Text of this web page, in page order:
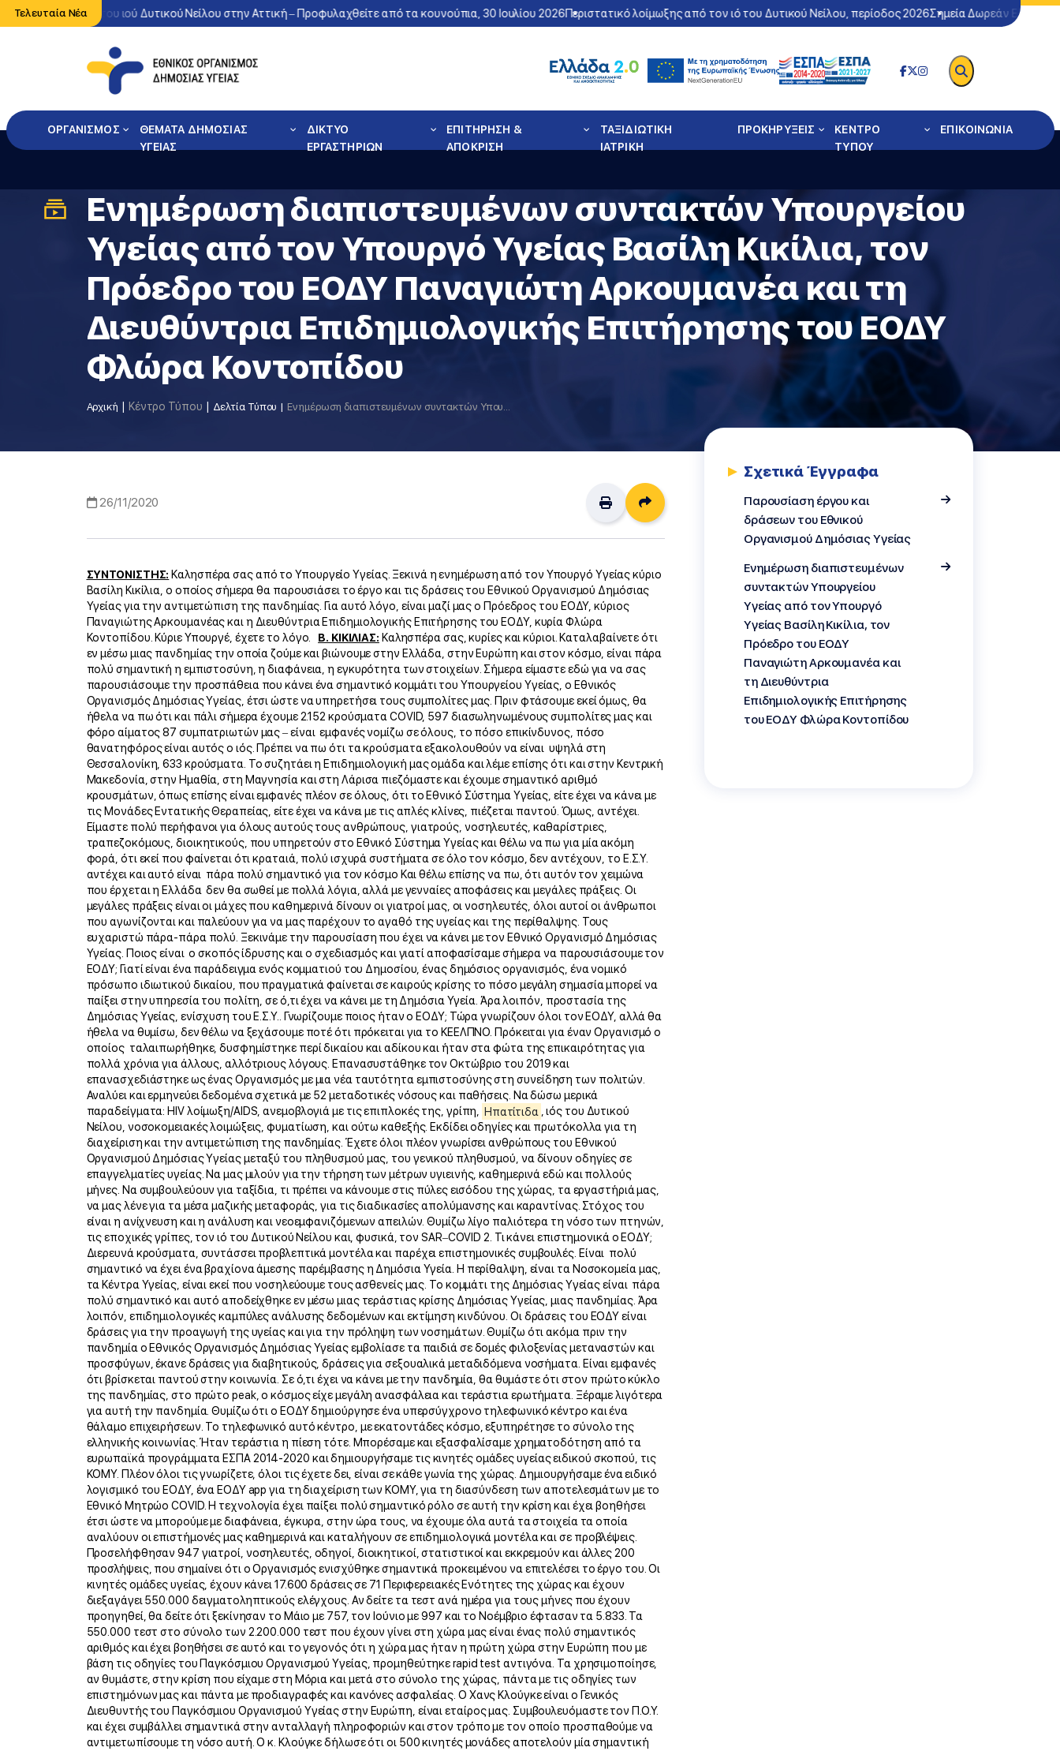
Τελευταία Νέα
κυκλοφορία του ιού Δυτικού Νείλου στην Αττική – Προφυλαχθείτε από τα κουνούπια, 30 Ιουλίου 2026Περιστατικό λοίμωξης από τον ιό του Δυτικού Νείλου, περίοδος 2026Σημεία Δωρεάν Ελέγχου
ΟΡΓΑΝΙΣΜΟΣ
ΘΕΜΑΤΑ ΔΗΜΟΣΙΑΣ
ΥΓΕΙΑΣ
ΔΙΚΤΥΟ
ΕΡΓΑΣΤΗΡΙΩΝ
ΕΠΙΤΗΡΗΣΗ &
ΑΠΟΚΡΙΣΗ
ΤΑΞΙΔΙΩΤΙΚΗ
ΙΑΤΡΙΚΗ
ΠΡΟΚΗΡΥΞΕΙΣ
ΚΕΝΤΡΟ
ΤΥΠΟΥ
ΕΠΙΚΟΙΝΩΝΙΑ
Eνημέρωση διαπιστευμένων συντακτών Υπουργείου
Υγείας από τον Υπουργό Υγείας Βασίλη Κικίλια, τoν
Πρόεδρο του ΕΟΔΥ Παναγιώτη Αρκουμανέα και τη
Διευθύντρια Επιδημιολογικής Επιτήρησης του ΕΟΔΥ
Φλώρα Κοντοπίδου
Αρχική Κέντρο Τύπου Δελτία Τύπου Eνημέρωση διαπιστευμένων συντακτών Υπουργείου Υγείας από τον Υπουργό Υγείας Βασίλη Κικίλια, τoν Πρόεδρο του ΕΟΔΥ Παναγιώτη Αρκουμανέα και τη Διευθύντρια Επιδημιολογικής Επιτήρησης του ΕΟΔΥ Φλώρα Κοντοπίδου
26/11/2020 Διαμοιρασμός
ΣΥΝΤΟΝΙΣΤΗΣ: Καλησπέρα σας από το Υπουργείο Υγείας. Ξεκινά η ενημέρωση από τον Υπουργό Υγείας κύριο
Βασίλη Κικίλια, ο οποίος σήμερα θα παρουσιάσει το έργο και τις δράσεις του Εθνικού Οργανισμού Δημόσιας
Υγείας για την αντιμετώπιση της πανδημίας. Για αυτό λόγο, είναι μαζί μας ο Πρόεδρος του ΕΟΔΥ, κύριος
Παναγιώτης Αρκουμανέας και η Διευθύντρια Επιδημιολογικής Επιτήρησης του ΕΟΔΥ, κυρία Φλώρα
Κοντοπίδου. Κύριε Υπουργέ, έχετε το λόγο. Β. ΚΙΚΙΛΙΑΣ: Καλησπέρα σας, κυρίες και κύριοι. Καταλαβαίνετε ότι
εν μέσω μιας πανδημίας την οποία ζούμε και βιώνουμε στην Ελλάδα, στην Ευρώπη και στον κόσμο, είναι πάρα
πολύ σημαντική η εμπιστοσύνη, η διαφάνεια, η εγκυρότητα των στοιχείων. Σήμερα είμαστε εδώ για να σας
παρουσιάσουμε την προσπάθεια που κάνει ένα σημαντικό κομμάτι του Υπουργείου Υγείας, ο Εθνικός
Οργανισμός Δημόσιας Υγείας, έτσι ώστε να υπηρετήσει τους συμπολίτες μας. Πριν φτάσουμε εκεί όμως, θα
ήθελα να πω ότι και πάλι σήμερα έχουμε 2.152 κρούσματα COVID, 597 διασωληνωμένους συμπολίτες μας και
φόρο αίματος 87 συμπατριωτών μας – είναι εμφανές νομίζω σε όλους, το πόσο επικίνδυνος, πόσο
θανατηφόρος είναι αυτός ο ιός. Πρέπει να πω ότι τα κρούσματα εξακολουθούν να είναι υψηλά στη
Θεσσαλονίκη, 633 κρούσματα. Το συζητάει η Επιδημιολογική μας ομάδα και λέμε επίσης ότι και στην Κεντρική
Μακεδονία, στην Ημαθία, στη Μαγνησία και στη Λάρισα πιεζόμαστε και έχουμε σημαντικό αριθμό
κρουσμάτων, όπως επίσης είναι εμφανές πλέον σε όλους, ότι το Εθνικό Σύστημα Υγείας, είτε έχει να κάνει με
τις Μονάδες Εντατικής Θεραπείας, είτε έχει να κάνει με τις απλές κλίνες, πιέζεται παντού. Όμως, αντέχει.
Είμαστε πολύ περήφανοι για όλους αυτούς τους ανθρώπους, γιατρούς, νοσηλευτές, καθαρίστριες,
τραπεζοκόμους, διοικητικούς, που υπηρετούν στο Εθνικό Σύστημα Υγείας και θέλω να πω για μία ακόμη
φορά, ότι εκεί που φαίνεται ότι κραταιά, πολύ ισχυρά συστήματα σε όλο τον κόσμο, δεν αντέχουν, το Ε.Σ.Υ.
αντέχει και αυτό είναι πάρα πολύ σημαντικό για τον κόσμο Και θέλω επίσης να πω, ότι αυτόν τον χειμώνα
που έρχεται η Ελλάδα δεν θα σωθεί με πολλά λόγια, αλλά με γενναίες αποφάσεις και μεγάλες πράξεις. Οι
μεγάλες πράξεις είναι οι μάχες που καθημερινά δίνουν οι γιατροί μας, οι νοσηλευτές, όλοι αυτοί οι άνθρωποι
που αγωνίζονται και παλεύουν για να μας παρέχουν το αγαθό της υγείας και της περίθαλψης. Τους
ευχαριστώ πάρα-πάρα πολύ. Ξεκινάμε την παρουσίαση που έχει να κάνει με τον Εθνικό Οργανισμό Δημόσιας
Υγείας. Ποιος είναι ο σκοπός ίδρυσης και ο σχεδιασμός και γιατί αποφασίσαμε σήμερα να παρουσιάσουμε τον
ΕΟΔΥ; Γιατί είναι ένα παράδειγμα ενός κομματιού του Δημοσίου, ένας δημόσιος οργανισμός, ένα νομικό
πρόσωπο ιδιωτικού δικαίου, που πραγματικά φαίνεται σε καιρούς κρίσης το πόσο μεγάλη σημασία μπορεί να
παίξει στην υπηρεσία του πολίτη, σε ό,τι έχει να κάνει με τη Δημόσια Υγεία. Άρα λοιπόν, προστασία της
Δημόσιας Υγείας, ενίσχυση του Ε.Σ.Υ.. Γνωρίζουμε ποιος ήταν ο ΕΟΔΥ; Τώρα γνωρίζουν όλοι τον ΕΟΔΥ, αλλά θα
ήθελα να θυμίσω, δεν θέλω να ξεχάσουμε ποτέ ότι πρόκειται για το ΚΕΕΛΠΝΟ. Πρόκειται για έναν Οργανισμό ο
οποίος ταλαιπωρήθηκε, δυσφημίστηκε περί δικαίου και αδίκου και ήταν στα φώτα της επικαιρότητας για
πολλά χρόνια για άλλους, αλλότριους λόγους. Επανασυστάθηκε τον Οκτώβριο του 2019 και
επανασχεδιάστηκε ως ένας Οργανισμός με μια νέα ταυτότητα εμπιστοσύνης στη συνείδηση των πολιτών.
Αναλύει και ερμηνεύει δεδομένα σχετικά με 52 μεταδοτικές νόσους και παθήσεις. Να δώσω μερικά
παραδείγματα: HIV λοίμωξη/AIDS, ανεμοβλογιά με τις επιπλοκές της, γρίπη,
Ηπατίτιδα
, ιός του Δυτικού
Νείλου, νοσοκομειακές λοιμώξεις, φυματίωση, και ούτω καθεξής. Εκδίδει οδηγίες και πρωτόκολλα για τη
διαχείριση και την αντιμετώπιση της πανδημίας. Έχετε όλοι πλέον γνωρίσει ανθρώπους του Εθνικού
Οργανισμού Δημόσιας Υγείας μεταξύ του πληθυσμού μας, του γενικού πληθυσμού, να δίνουν οδηγίες σε
επαγγελματίες υγείας. Να μας μιλούν για την τήρηση των μέτρων υγιεινής, καθημερινά εδώ και πολλούς
μήνες. Να συμβουλεύουν για ταξίδια, τι πρέπει να κάνουμε στις πύλες εισόδου της χώρας, τα εργαστήριά μας,
να μας λένε για τα μέσα μαζικής μεταφοράς, για τις διαδικασίες απολύμανσης και καραντίνας. Στόχος του
είναι η ανίχνευση και η ανάλυση και νεοεμφανιζόμενων απειλών. Θυμίζω λίγο παλιότερα τη νόσο των πτηνών,
τις εποχικές γρίπες, τον ιό του Δυτικού Νείλου και, φυσικά, τον SAR–COVID 2. Τι κάνει επιστημονικά ο ΕΟΔΥ;
Διερευνά κρούσματα, συντάσσει προβλεπτικά μοντέλα και παρέχει επιστημονικές συμβουλές. Είναι πολύ
σημαντικό να έχει ένα βραχίονα άμεσης παρέμβασης η Δημόσια Υγεία. Η περίθαλψη, είναι τα Νοσοκομεία μας,
τα Κέντρα Υγείας, είναι εκεί που νοσηλεύουμε τους ασθενείς μας. Το κομμάτι της Δημόσιας Υγείας είναι πάρα
πολύ σημαντικό και αυτό αποδείχθηκε εν μέσω μιας τεράστιας κρίσης Δημόσιας Υγείας, μιας πανδημίας. Άρα
λοιπόν, επιδημιολογικές καμπύλες ανάλυσης δεδομένων και εκτίμηση κινδύνου. Οι δράσεις του ΕΟΔΥ είναι
δράσεις για την προαγωγή της υγείας και για την πρόληψη των νοσημάτων. Θυμίζω ότι ακόμα πριν την
πανδημία ο Εθνικός Οργανισμός Δημόσιας Υγείας εμβολίασε τα παιδιά σε δομές φιλοξενίας μεταναστών και
προσφύγων, έκανε δράσεις για διαβητικούς, δράσεις για σεξουαλικά μεταδιδόμενα νοσήματα. Είναι εμφανές
ότι βρίσκεται παντού στην κοινωνία. Σε ό,τι έχει να κάνει με την πανδημία, θα θυμάστε ότι στον πρώτο κύκλο
της πανδημίας, στο πρώτο peak, ο κόσμος είχε μεγάλη ανασφάλεια και τεράστια ερωτήματα. Ξέραμε λιγότερα
για αυτή την πανδημία. Θυμίζω ότι ο ΕΟΔΥ δημιούργησε ένα υπερσύγχρονο τηλεφωνικό κέντρο και ένα
θάλαμο επιχειρήσεων. Το τηλεφωνικό αυτό κέντρο, με εκατοντάδες κόσμο, εξυπηρέτησε το σύνολο της
ελληνικής κοινωνίας. Ήταν τεράστια η πίεση τότε. Μπορέσαμε και εξασφαλίσαμε χρηματοδότηση από τα
ευρωπαϊκά προγράμματα ΕΣΠΑ 2014-2020 και δημιουργήσαμε τις κινητές ομάδες υγείας ειδικού σκοπού, τις
ΚΟΜΥ. Πλέον όλοι τις γνωρίζετε, όλοι τις έχετε δει, είναι σε κάθε γωνία της χώρας. Δημιουργήσαμε ένα ειδικό
λογισμικό του ΕΟΔΥ, ένα ΕΟΔΥ app για τη διαχείριση των ΚΟΜΥ, για τη διασύνδεση των αποτελεσμάτων με το
Εθνικό Μητρώο COVID. Η τεχνολογία έχει παίξει πολύ σημαντικό ρόλο σε αυτή την κρίση και έχει βοηθήσει
έτσι ώστε να μπορούμε με διαφάνεια, έγκυρα, στην ώρα τους, να έχουμε όλα αυτά τα στοιχεία τα οποία
αναλύουν οι επιστήμονές μας καθημερινά και καταλήγουν σε επιδημιολογικά μοντέλα και σε προβλέψεις.
Προσελήφθησαν 947 γιατροί, νοσηλευτές, οδηγοί, διοικητικοί, στατιστικοί και εκκρεμούν και άλλες 200
προσλήψεις, που σημαίνει ότι ο Οργανισμός ενισχύθηκε σημαντικά προκειμένου να επιτελέσει το έργο του. Οι
κινητές ομάδες υγείας, έχουν κάνει 17.600 δράσεις σε 71 Περιφερειακές Ενότητες της χώρας και έχουν
διεξαγάγει 550.000 δειγματοληπτικούς ελέγχους. Αν δείτε τα τεστ ανά ημέρα για τους μήνες που έχουν
προηγηθεί, θα δείτε ότι ξεκίνησαν το Μάιο με 757, τον Ιούνιο με 997 και το Νοέμβριο έφτασαν τα 5.833. Τα
550.000 τεστ στο σύνολο των 2.200.000 τεστ που έχουν γίνει στη χώρα μας είναι ένας πολύ σημαντικός
αριθμός και έχει βοηθήσει σε αυτό και το γεγονός ότι η χώρα μας ήταν η πρώτη χώρα στην Ευρώπη που με
βάση τις οδηγίες του Παγκόσμιου Οργανισμού Υγείας, προμηθεύτηκε rapid test αντιγόνα. Τα χρησιμοποίησε,
αν θυμάστε, στην κρίση που είχαμε στη Μόρια και μετά στο σύνολο της χώρας, πάντα με τις οδηγίες των
επιστημόνων μας και πάντα με προδιαγραφές και κανόνες ασφαλείας. Ο Χανς Κλούγκε είναι ο Γενικός
Διευθυντής του Παγκόσμιου Οργανισμού Υγείας στην Ευρώπη, είναι εταίρος μας. Συμβουλευόμαστε τον Π.Ο.Υ.
και έχει συμβάλλει σημαντικά στην ανταλλαγή πληροφοριών και στον τρόπο με τον οποίο προσπαθούμε να
αντιμετωπίσουμε τη νόσο αυτή. Ο κ. Κλούγκε δήλωσε ότι οι 500 κινητές μονάδες αποτελούν μία σημαντική
Σχετικά Έγγραφα
Παρουσίαση έργου και
δράσεων του Εθνικού
Οργανισμού Δημόσιας Υγείας
Eνημέρωση διαπιστευμένων
συντακτών Υπουργείου
Υγείας από τον Υπουργό
Υγείας Βασίλη Κικίλια, τoν
Πρόεδρο του ΕΟΔΥ
Παναγιώτη Αρκουμανέα και
τη Διευθύντρια
Επιδημιολογικής Επιτήρησης
του ΕΟΔΥ Φλώρα Κοντοπίδου